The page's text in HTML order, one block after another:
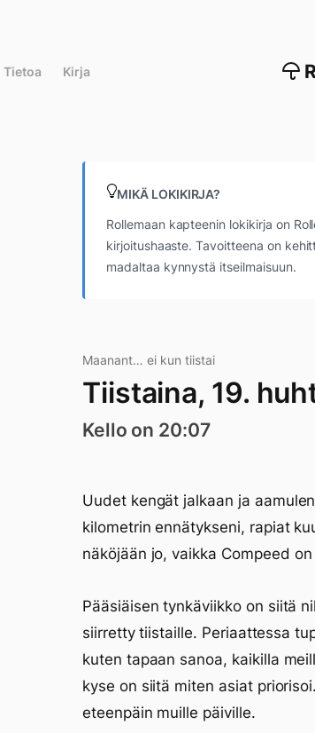
Tietoa Kirja
MIKÄ LOKIKIRJA?
Rollemaan kapteenin lokikirja on
kirjoitushaaste. Tavoitteena on
madaltaa kynnystä itseilmaisuun.
Maanant… ei kun tiistai
Tiistaina, 19.
Kello on 20:07
Uudet kengät jalkaan ja
kilometrin ennätykseni, rapiat
näköjään jo, vaikka Compeed
Pääsiäisen tynkäviikko on siitä
siirretty tiistaille. Periaattessa
kuten tapaan sanoa, kaikilla
kyse on siitä miten asiat
eteenpäin muille päiville.